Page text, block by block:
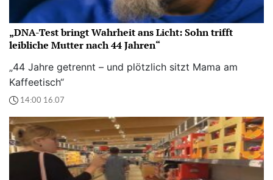
„DNA-Test bringt Wahrheit ans Licht: Sohn trifft
leibliche Mutter nach 44 Jahren“
„44 Jahre getrennt – und plötzlich sitzt Mama am
Kaffeetisch“
14:00 16.07